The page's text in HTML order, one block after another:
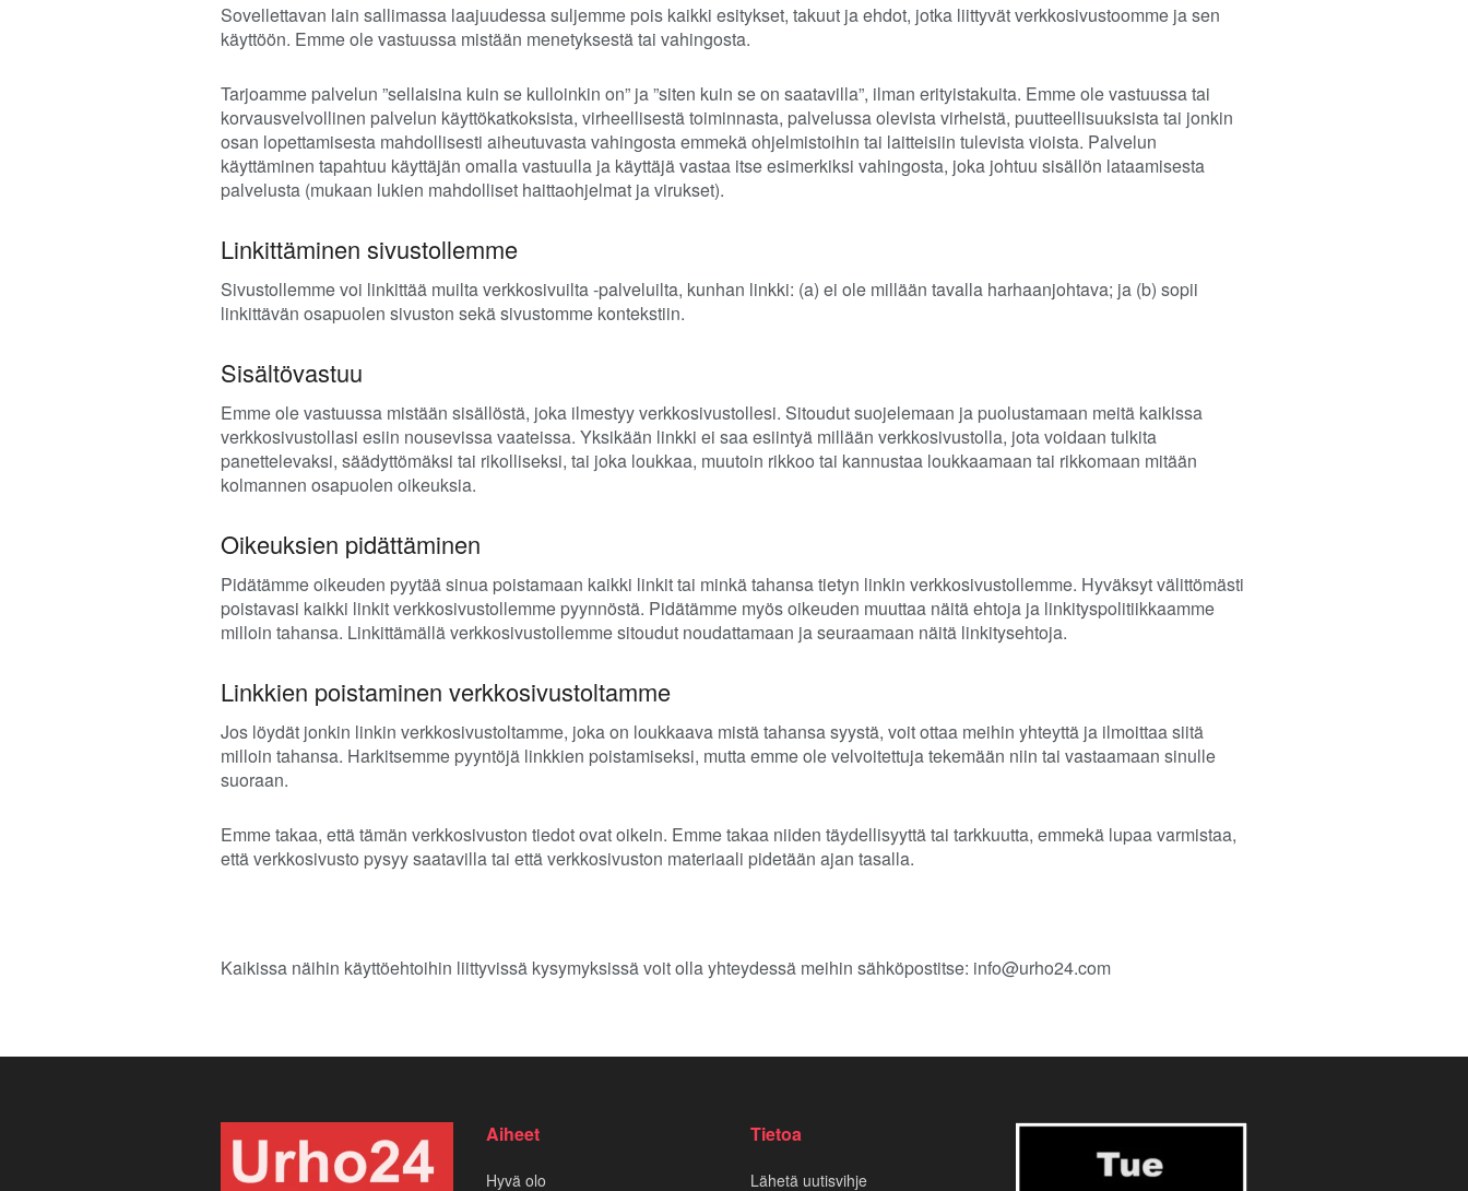
Sovellettavan lain sallimassa laajuudessa suljemme pois kaikki esitykset, takuut ja ehdot, jotka liittyvät verkkosivustoomme ja sen
käyttöön. Emme ole vastuussa mistään menetyksestä tai vahingosta.
Tarjoamme palvelun ”sellaisina kuin se kulloinkin on” ja ”siten kuin se on saatavilla”, ilman erityistakuita. Emme ole vastuussa tai
korvausvelvollinen palvelun käyttökatkoksista, virheellisestä toiminnasta, palvelussa olevista virheistä, puutteellisuuksista tai jonkin
osan lopettamisesta mahdollisesti aiheutuvasta vahingosta emmekä ohjelmistoihin tai laitteisiin tulevista vioista. Palvelun
käyttäminen tapahtuu käyttäjän omalla vastuulla ja käyttäjä vastaa itse esimerkiksi vahingosta, joka johtuu sisällön lataamisesta
palvelusta (mukaan lukien mahdolliset haittaohjelmat ja virukset).
Linkittäminen sivustollemme
Sivustollemme voi linkittää muilta verkkosivuilta -palveluilta, kunhan linkki: (a) ei ole millään tavalla harhaanjohtava; ja (b) sopii
linkittävän osapuolen sivuston sekä sivustomme kontekstiin.
Sisältövastuu
Emme ole vastuussa mistään sisällöstä, joka ilmestyy verkkosivustollesi. Sitoudut suojelemaan ja puolustamaan meitä kaikissa
verkkosivustollasi esiin nousevissa vaateissa. Yksikään linkki ei saa esiintyä millään verkkosivustolla, jota voidaan tulkita
panettelevaksi, säädyttömäksi tai rikolliseksi, tai joka loukkaa, muutoin rikkoo tai kannustaa loukkaamaan tai rikkomaan mitään
kolmannen osapuolen oikeuksia.
Oikeuksien pidättäminen
Pidätämme oikeuden pyytää sinua poistamaan kaikki linkit tai minkä tahansa tietyn linkin verkkosivustollemme. Hyväksyt välittömästi
poistavasi kaikki linkit verkkosivustollemme pyynnöstä. Pidätämme myös oikeuden muuttaa näitä ehtoja ja linkityspolitiikkaamme
milloin tahansa. Linkittämällä verkkosivustollemme sitoudut noudattamaan ja seuraamaan näitä linkitysehtoja.
Linkkien poistaminen verkkosivustoltamme
Jos löydät jonkin linkin verkkosivustoltamme, joka on loukkaava mistä tahansa syystä, voit ottaa meihin yhteyttä ja ilmoittaa siitä
milloin tahansa. Harkitsemme pyyntöjä linkkien poistamiseksi, mutta emme ole velvoitettuja tekemään niin tai vastaamaan sinulle
suoraan.
Emme takaa, että tämän verkkosivuston tiedot ovat oikein. Emme takaa niiden täydellisyyttä tai tarkkuutta, emmekä lupaa varmistaa,
että verkkosivusto pysyy saatavilla tai että verkkosivuston materiaali pidetään ajan tasalla.
Kaikissa näihin käyttöehtoihin liittyvissä kysymyksissä voit olla yhteydessä meihin sähköpostitse: info@urho24.com
Aiheet
Hyvä olo
Tietoa
Lähetä uutisvihje